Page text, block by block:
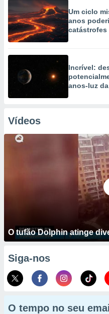
Um ciclo
anos
catástrofes
Incrível:
anos-luz
Vídeos
O tufão Dolphin atinge
Siga-nos
O tempo no seu